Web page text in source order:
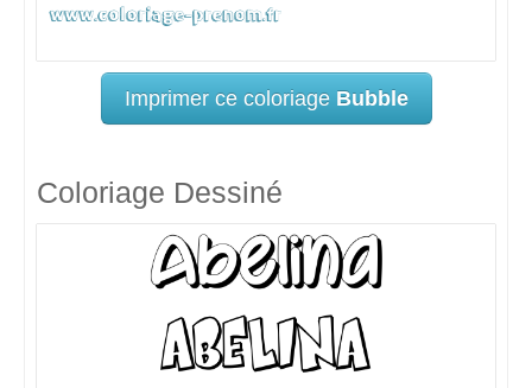
Imprimer ce coloriage Bubble
Coloriage Dessiné